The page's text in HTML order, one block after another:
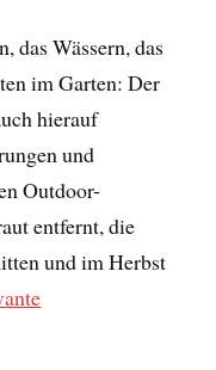
das Wässern, das
im Garten: Der
hierauf
und
Outdoor-
entfernt, die
und im Herbst